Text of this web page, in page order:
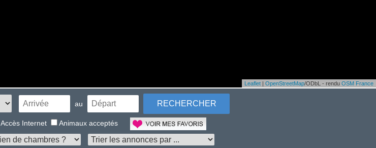
Leaflet | OpenStreetMap/ODbL - rendu OSM France
au
Accès Internet Animaux acceptés